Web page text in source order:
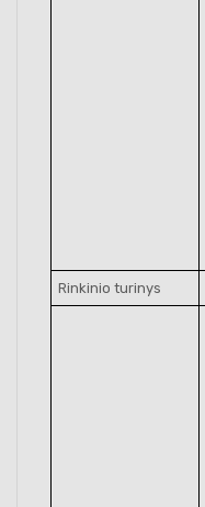
Rinkinio turinys